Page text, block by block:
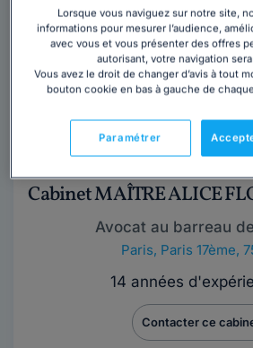
HAOUZI pratique le métier
depuis presque 30 ans. Elle a créé
Cabinet MAÎTRE ALICE
Avocat au barreau
Paris, Paris 17ème,
14 années
Contacter ce
Lorsque vous naviguez sur notre site,
informations pour mesurer l’audience,
avec vous et vous présenter des offres
autorisant, votre navigation
Vous avez le droit de changer d’avis à tout
bouton cookie en bas à gauche de
Paramétrer